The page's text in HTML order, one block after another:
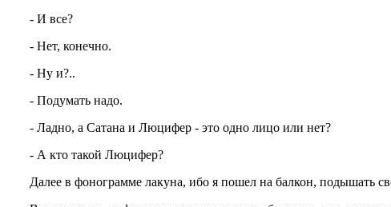
- И все?
- Нет, конечно.
- Ну и?..
- Подумать надо.
- Ладно, а Сатана и Люцифер - это одно лицо или нет?
- А кто такой Люцифер?
Далее в фонограмме лакуна, ибо я пошел на балкон, подышать